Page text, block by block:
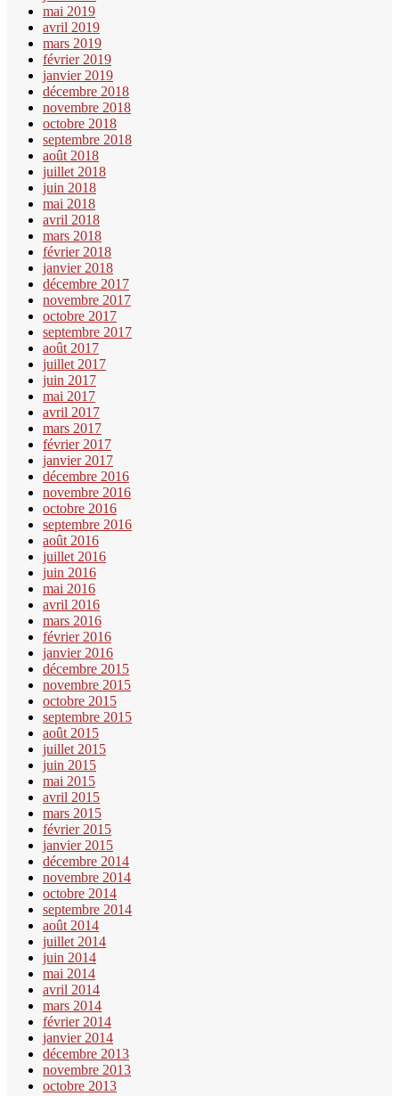
mai 2019
avril 2019
mars 2019
février 2019
janvier 2019
décembre 2018
novembre 2018
octobre 2018
septembre 2018
août 2018
juillet 2018
juin 2018
mai 2018
avril 2018
mars 2018
février 2018
janvier 2018
décembre 2017
novembre 2017
octobre 2017
septembre 2017
août 2017
juillet 2017
juin 2017
mai 2017
avril 2017
mars 2017
février 2017
janvier 2017
décembre 2016
novembre 2016
octobre 2016
septembre 2016
août 2016
juillet 2016
juin 2016
mai 2016
avril 2016
mars 2016
février 2016
janvier 2016
décembre 2015
novembre 2015
octobre 2015
septembre 2015
août 2015
juillet 2015
juin 2015
mai 2015
avril 2015
mars 2015
février 2015
janvier 2015
décembre 2014
novembre 2014
octobre 2014
septembre 2014
août 2014
juillet 2014
juin 2014
mai 2014
avril 2014
mars 2014
février 2014
janvier 2014
décembre 2013
novembre 2013
octobre 2013